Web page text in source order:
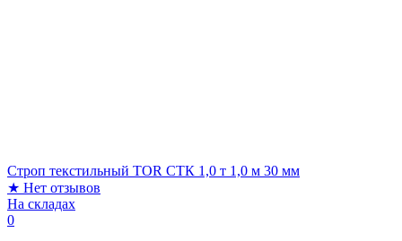
Строп текстильный TOR СТК 1,0 т 1,0 м 30 мм
★ Нет отзывов
На складах
0